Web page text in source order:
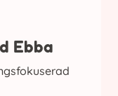
Ebba